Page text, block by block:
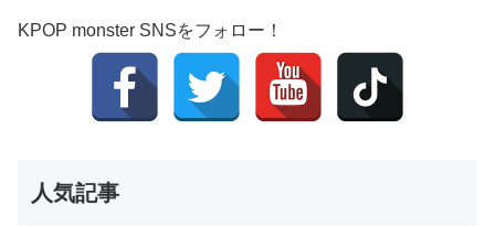
KPOP monster SNSをフォロー！
人気記事